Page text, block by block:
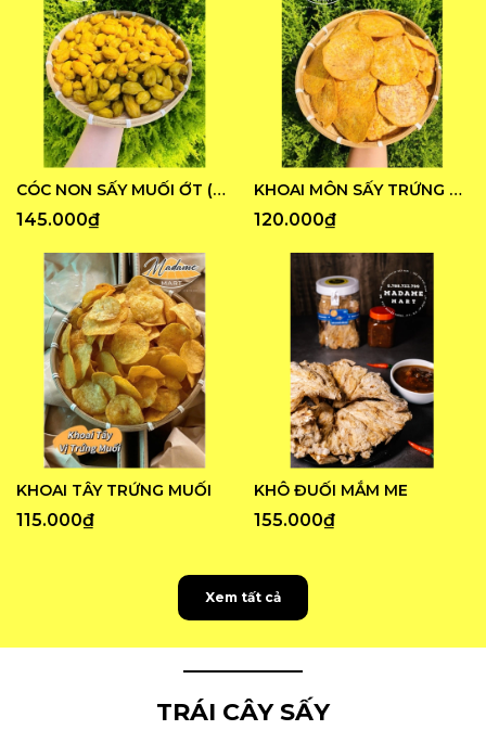
CÓC NON SẤY MUỐI ỚT (Hũ 500G)
145.000₫
KHOAI MÔN SẤY TRỨNG MUỐI
120.000₫
KHOAI TÂY TRỨNG MUỐI
115.000₫
KHÔ ĐUỐI MẮM ME
155.000₫
Xem tất cả
TRÁI CÂY SẤY